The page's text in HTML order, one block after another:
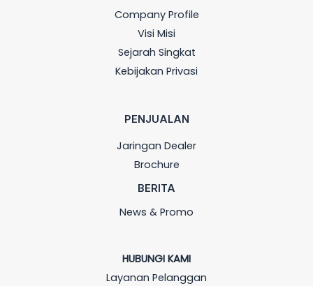
Company Profile
Visi Misi
Sejarah Singkat
Kebijakan Privasi
PENJUALAN
Jaringan Dealer
Brochure
BERITA
News & Promo
HUBUNGI KAMI
Layanan Pelanggan